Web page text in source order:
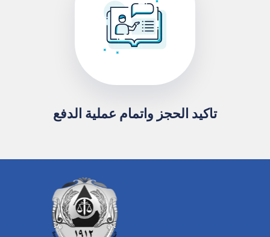
تاكيد الحجز واتمام عملية الدفع